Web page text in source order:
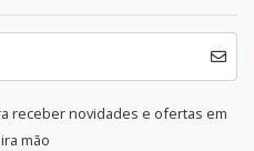
receber novidades e ofertas em
mão